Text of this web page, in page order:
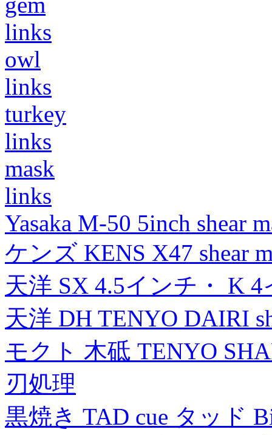
links
owl
links
turkey
links
mask
links
Yasaka M-50 5inch shear
ケンズ KENS X47 shear
天洋 SX 4.5インチ・ K
天洋 DH TENYO DAIRI
モクト 木砥 TENYO
刃処理
黒焼き TAD cue タッド